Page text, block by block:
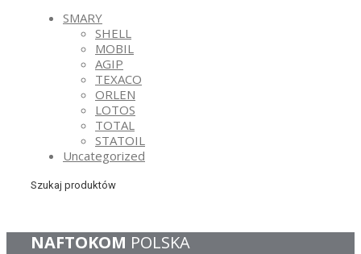
SMARY
SHELL
MOBIL
AGIP
TEXACO
ORLEN
LOTOS
TOTAL
STATOIL
Uncategorized
Szukaj produktów
NAFTOKOM POLSKA